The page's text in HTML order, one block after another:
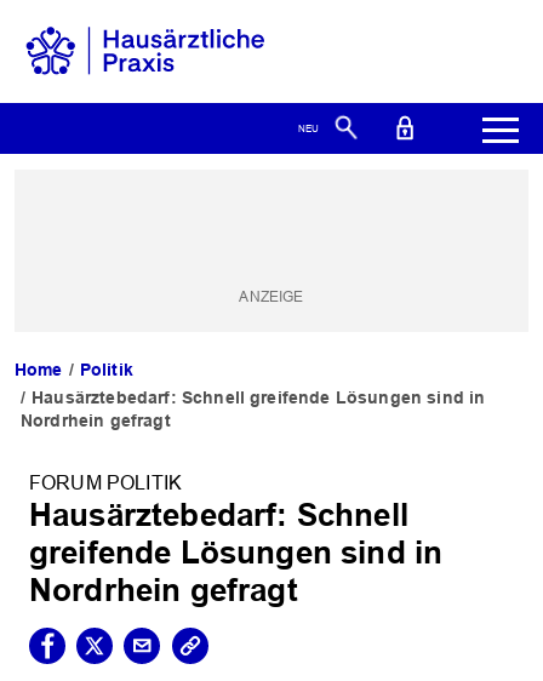
Home
Politik
Hausärztebedarf: Schnell greifende Lösungen sind in
Nordrhein gefragt
FORUM POLITIK
Hausärztebedarf: Schnell
greifende Lösungen sind in
Nordrhein gefragt